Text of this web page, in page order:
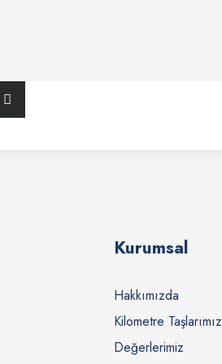
Kurumsal
Hakkımızda
Kilometre Taşlarımız
Değerlerimiz